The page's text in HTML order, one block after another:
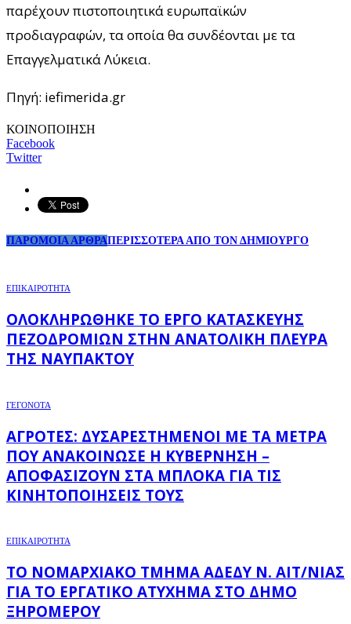
παρέχουν πιστοποιητικά ευρωπαϊκών
προδιαγραφών, τα οποία θα συνδέονται με τα
Επαγγελματικά Λύκεια.
Πηγή: iefimerida.gr
ΚΟΙΝΟΠΟΙΗΣΗ
Facebook
Twitter
ΠΑΡΟΜΟΙΑ ΑΡΘΡΑΠΕΡΙΣΣΟΤΕΡΑ ΑΠΟ ΤΟΝ ΔΗΜΙΟΥΡΓΟ
ΕΠΙΚΑΙΡΟΤΗΤΑ
ΟΛΟΚΛΗΡΏΘΗΚΕ ΤΟ ΈΡΓΟ ΚΑΤΑΣΚΕΥΉΣ
ΠΕΖΟΔΡΟΜΊΩΝ ΣΤΗΝ ΑΝΑΤΟΛΙΚΉ ΠΛΕΥΡΆ
ΤΗΣ ΝΑΥΠΆΚΤΟΥ
ΓΕΓΟΝΟΤΑ
ΑΓΡΌΤΕΣ: ΔΥΣΑΡΕΣΤΗΜΈΝΟΙ ΜΕ ΤΑ ΜΈΤΡΑ
ΠΟΥ ΑΝΑΚΟΊΝΩΣΕ Η ΚΥΒΈΡΝΗΣΗ –
ΑΠΟΦΑΣΊΖΟΥΝ ΣΤΑ ΜΠΛΌΚΑ ΓΙΑ ΤΙΣ
ΚΙΝΗΤΟΠΟΙΉΣΕΙΣ ΤΟΥΣ
ΕΠΙΚΑΙΡΟΤΗΤΑ
ΤΟ ΝΟΜΑΡΧΙΑΚΌ ΤΜΉΜΑ ΑΔΕΔΥ Ν. ΑΙΤ/ΝΊΑΣ
ΓΙΑ ΤΟ ΕΡΓΑΤΙΚΌ ΑΤΎΧΗΜΑ ΣΤΟ ΔΉΜΟ
ΞΗΡΟΜΈΡΟΥ